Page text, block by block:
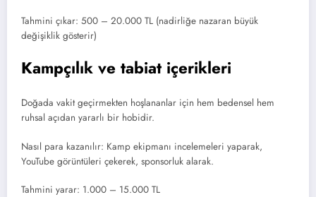
Tahmini çıkar: 500 – 20.000 TL (nadirliğe nazaran büyük
değişiklik gösterir)
Kampçılık ve tabiat içerikleri
Doğada vakit geçirmekten hoşlananlar için hem bedensel hem
ruhsal açıdan yararlı bir hobidir.
Nasıl para kazanılır: Kamp ekipmanı incelemeleri yaparak,
YouTube görüntüleri çekerek, sponsorluk alarak.
Tahmini yarar: 1.000 – 15.000 TL